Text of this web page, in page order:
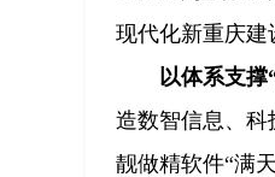
现代化新重庆建
以体系支撑
造数智信息、科
靓做精软件“满